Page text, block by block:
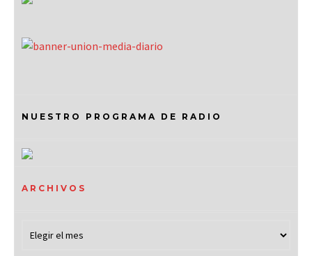
NUESTRO PROGRAMA DE RADIO
ARCHIVOS